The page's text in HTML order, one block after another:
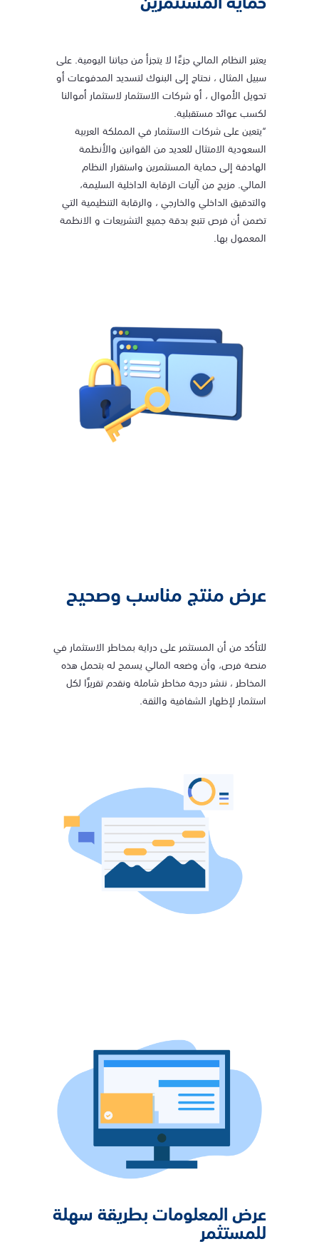
يعتبر النظام المالي جزءًا لا يتجزأ من حياتنا اليومية. على
سبيل المثال ، نحتاج إلى البنوك لتسديد المدفوعات أو
تحويل الأموال ، أو شركات الاستثمار لاستثمار أموالنا
لكسب عوائد مستقبلية.
“يتعين على شركات الاستثمار في المملكة العربية
السعودية الامتثال للعديد من القوانين والأنظمة
الهادفة إلى حماية المستثمرين واستقرار النظام
المالي. مزيج من آليات الرقابة الداخلية السليمة،
والتدقيق الداخلي والخارجي ، والرقابة التنظيمية التي
تضمن أن فرص تتبع بدقة جميع التشريعات و الانظمة
المعمول بها.
عرض منتج مناسب وصحيح
للتأكد من أن المستثمر على دراية بمخاطر الاستثمار في
منصة فرص، وأن وضعه المالي يسمح له بتحمل هذه
المخاطر ، ننشر درجة مخاطر شاملة ونقدم تقريرًا لكل
استثمار لإظهار الشفافية والثقة.
عرض المعلومات بطريقة سهلة
للمستثمر